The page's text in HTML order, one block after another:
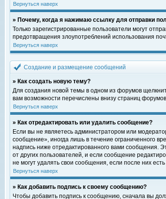
Вернуться наверх
» Почему, когда я нажимаю ссылку для отправки
Только зарегистрированные пользователи могут
предотвращения злоупотреблений использования
Вернуться наверх
Создание и размещение сообщений
» Как создать новую тему?
Для создания новой темы в одном из форумов
вам возможности перечислены внизу страниц
Вернуться наверх
» Как отредактировать или удалить сообщение?
Если вы не являетесь администратором или
сообщение», иногда лишь в течение ограниченного
надпись ниже отредактированного вами сообщения.
от других пользователей, и если сообщение
не могут удалять свои сообщения, если после них
Вернуться наверх
» Как добавить подпись к своему сообщению?
Чтобы добавить подпись к сообщению, сначала вы